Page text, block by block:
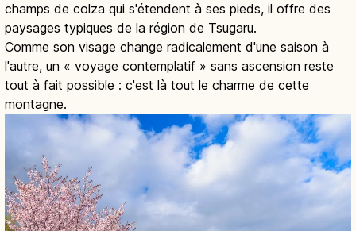
champs de colza qui s'étendent à ses pieds, il offre des
paysages typiques de la région de Tsugaru.
Comme son visage change radicalement d'une saison à
l'autre, un « voyage contemplatif » sans ascension reste
tout à fait possible : c'est là tout le charme de cette
montagne.